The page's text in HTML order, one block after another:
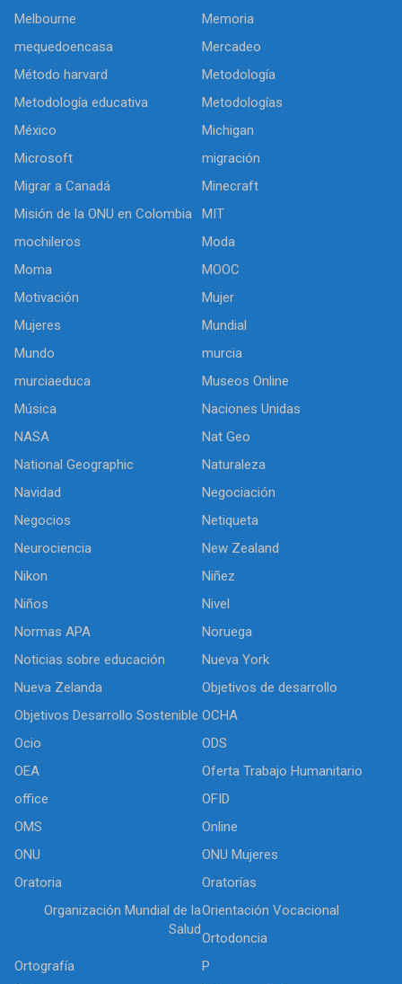
Melbourne
Memoria
mequedoencasa
Mercadeo
Método harvard
Metodología
Metodología educativa
Metodologías
México
Michigan
Microsoft
migración
Migrar a Canadá
Minecraft
Misión de la ONU en Colombia
MIT
mochileros
Moda
Moma
MOOC
Motivación
Mujer
Mujeres
Mundial
Mundo
murcia
murciaeduca
Museos Online
Música
Naciones Unidas
NASA
Nat Geo
National Geographic
Naturaleza
Navidad
Negociación
Negocios
Netiqueta
Neurociencia
New Zealand
Nikon
Niñez
Niños
Nivel
Normas APA
Noruega
Noticias sobre educación
Nueva York
Nueva Zelanda
Objetivos de desarrollo
Objetivos Desarrollo Sostenible OCHA
Ocio
ODS
OEA
Oferta Trabajo Humanitario
office
OFID
OMS
Online
ONU
ONU Mujeres
Oratoria
Oratorías
Organización Mundial de la
Salud
Orientación Vocacional
Ortodoncia
Ortografía
P